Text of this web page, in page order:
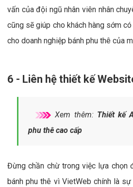
vấn của đội ngũ nhân viên nhân
cũng sẽ giúp cho khách hàng sớm
cho doanh nghiệp bánh phu thê của
6 - Liên hệ thiết kế
Xem thêm: Thiết kế
phu thê cao cấp
Đừng chần chừ trong việc lựa chọn
bánh phu thê vì VietWeb chính là